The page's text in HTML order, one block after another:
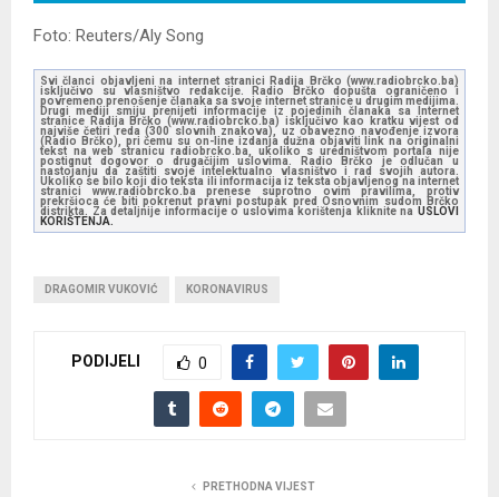
Foto: Reuters/Aly Song
Svi članci objavljeni na internet stranici Radija Brčko (www.radiobrcko.ba)
isključivo su vlasništvo redakcije. Radio Brčko dopušta ograničeno i
povremeno prenošenje članaka sa svoje internet stranice u drugim medijima.
Drugi mediji smiju prenijeti informacije iz pojedinih članaka sa Internet
stranice Radija Brčko (www.radiobrcko.ba) isključivo kao kratku vijest od
najviše četiri reda (300 slovnih znakova), uz obavezno navođenje izvora
(Radio Brčko), pri čemu su on-line izdanja dužna objaviti link na originalni
tekst na web stranicu radiobrcko.ba, ukoliko s uredništvom portala nije
postignut dogovor o drugačijim uslovima. Radio Brčko je odlučan u
nastojanju da zaštiti svoje intelektualno vlasništvo i rad svojih autora.
Ukoliko se bilo koji dio teksta ili informacija iz teksta objavljenog na internet
stranici www.radiobrcko.ba prenese suprotno ovim pravilima, protiv
prekršioca će biti pokrenut pravni postupak pred Osnovnim sudom Brčko
distrikta. Za detaljnije informacije o uslovima korištenja kliknite na USLOVI
KORIŠTENJA.
DRAGOMIR VUKOVIĆ KORONAVIRUS
PODIJELI 0
PRETHODNA VIJEST